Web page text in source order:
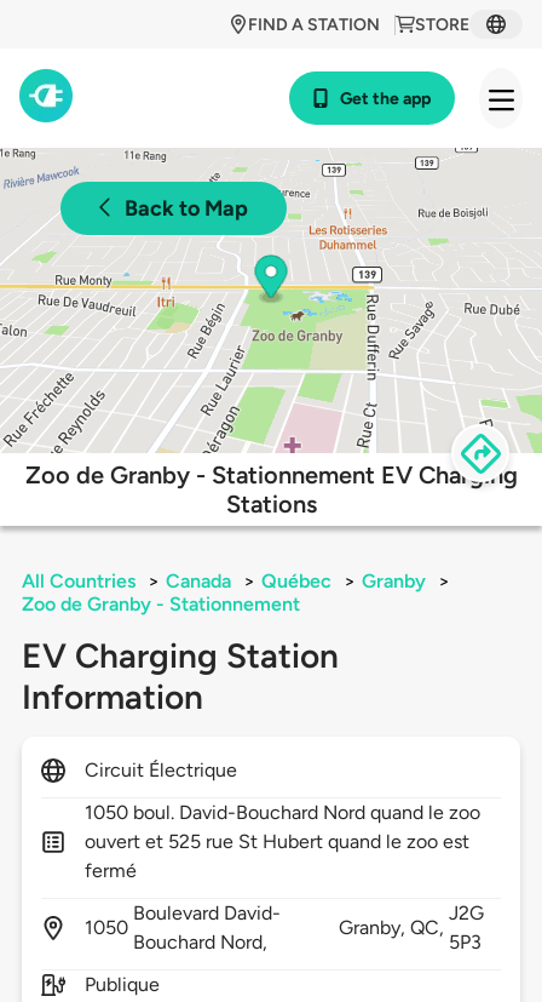
STORE
FIND A STATION
Get the app
Back to Map
Zoo de Granby - Stationnement EV Charging
Stations
All Countries > Canada > Québec > Granby
>
Zoo de Granby - Stationnement
EV Charging Station
Information
Circuit Électrique
1050 boul. David-Bouchard Nord quand le zoo
ouvert et 525 rue St Hubert quand le zoo est
fermé
1050
Boulevard David-
Bouchard Nord,
Granby,QC,
J2G
5P3
Publique